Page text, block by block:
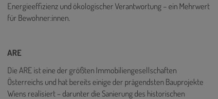
Energieeffizienz und ökologischer Verantwortung – ein Mehrwert
für Bewohner:innen.
ARE
Die ARE ist eine der größten Immobiliengesellschaften
Österreichs und hat bereits einige der prägendsten Bauprojekte
Wiens realisiert – darunter die Sanierung des historischen